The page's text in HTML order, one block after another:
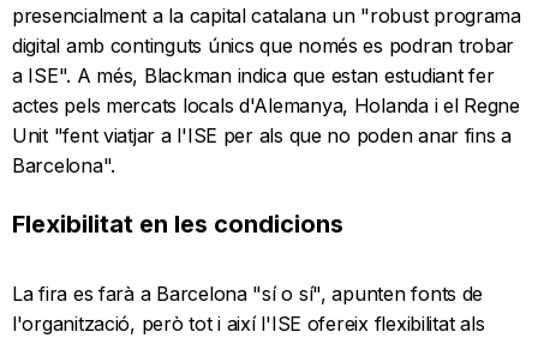
presencialment a la capital catalana un "robust programa
digital amb continguts únics que només es podran trobar
a ISE". A més, Blackman indica que estan estudiant fer
actes pels mercats locals d'Alemanya, Holanda i el Regne
Unit "fent viatjar a l'ISE per als que no poden anar fins a
Barcelona".
Flexibilitat en les condicions
La fira es farà a Barcelona "sí o sí", apunten fonts de
l'organització, però tot i així l'ISE ofereix flexibilitat als